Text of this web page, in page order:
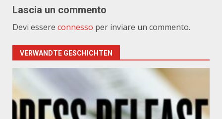
Lascia un commento
Devi essere connesso per inviare un commento.
VERWANDTE GESCHICHTEN